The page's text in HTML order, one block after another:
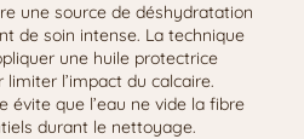
une source de déshydratation
de soin intense. La technique
une huile protectrice
l’impact du calcaire.
évite que l’eau ne vide la fibre
durant le nettoyage.